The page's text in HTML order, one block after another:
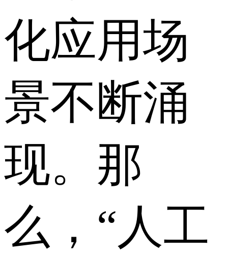
化应用场
景不断涌
现。那
么，“人工